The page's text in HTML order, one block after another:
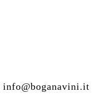
info@boganavini.it